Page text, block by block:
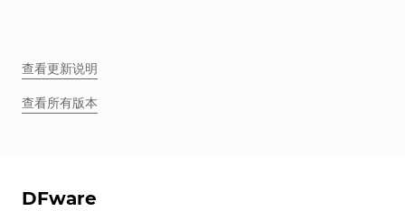
查看更新说明
查看所有版本
DFware